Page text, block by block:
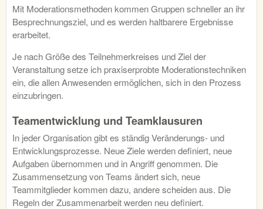
Mit Moderationsmethoden kommen Gruppen schneller an ihr
Besprechnungsziel, und es werden haltbarere Ergebnisse
erarbeitet.
Je nach Größe des Teilnehmerkreises und Ziel der
Veranstaltung setze ich praxiserprobte Moderationstechniken
ein, die allen Anwesenden ermöglichen, sich in den Prozess
einzubringen.
Teamentwicklung und Teamklausuren
In jeder Organisation gibt es ständig Veränderungs- und
Entwicklungsprozesse. Neue Ziele werden definiert, neue
Aufgaben übernommen und in Angriff genommen. Die
Zusammensetzung von Teams ändert sich, neue
Teammitglieder kommen dazu, andere scheiden aus. Die
Regeln der Zusammenarbeit werden neu definiert.